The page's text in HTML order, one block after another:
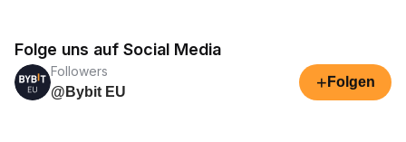
Folge uns auf Social Media
Followers
@Bybit EU
+ Folgen